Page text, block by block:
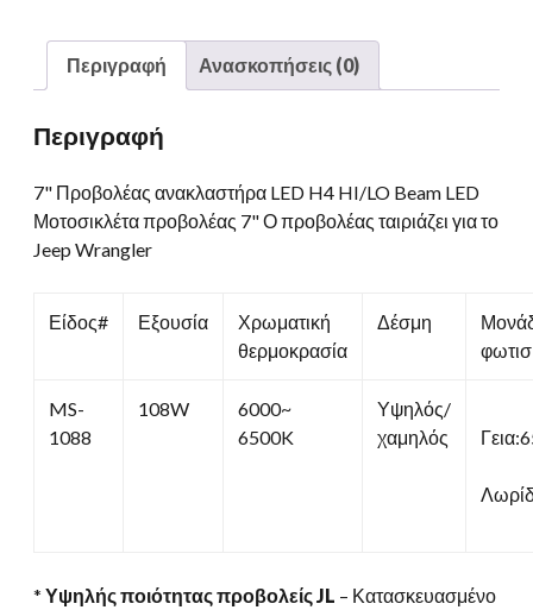
Περιγραφή Ανασκοπήσεις (0)
Περιγραφή
7" Προβολέας ανακλαστήρα LED H4 HI/LO Beam LED
Μοτοσικλέτα προβολέας 7" Ο προβολέας ταιριάζει για το
Jeep Wrangler
Είδος# Εξουσία
Χρωματική
θερμοκρασία
Δέσμη
MS-
1088
108W
6000~
6500K
Υψηλός/
χαμηλός
* Υψηλής ποιότητας προβολείς JL – Κατασκευασμένο